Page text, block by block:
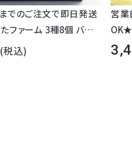
でのご注文で即日発送
ファーム 3種8個 バラエ
ー プリン スムージー
(税込)
営業
OK★
んジ
化